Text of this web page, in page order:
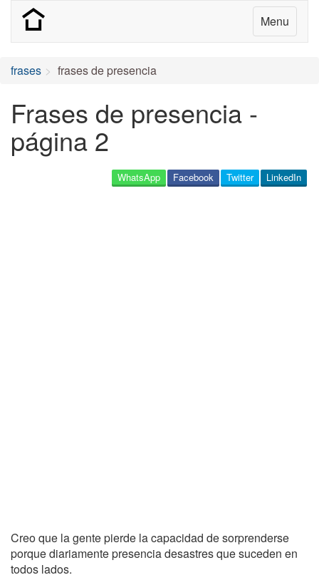
Menu
frases frases de presencia
Frases de presencia -
página 2
LinkedIn
Twitter
Facebook
WhatsApp
Creo que la gente pierde la capacidad de sorprenderse
porque diariamente presencia desastres que suceden en
todos lados.